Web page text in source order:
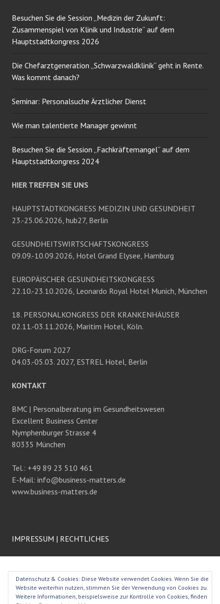
Besuchen Sie die Session „Medizin der Zukunft:
Zusammenspiel von Klinik und Industrie“ auf dem
Hauptstadtkongress 2026
Die Chefarztgeneration „Schwarzwaldklinik“ geht in Rente.
Was kommt danach?
Seminar: Personalsuche Ärztlicher Dienst
Wie man talentierte Manager gewinnt
Besuchen Sie die Session „Fachkräftemangel“ auf dem
Hauptstadtkongress 2024
HIER TREFFEN SIE UNS
HAUPTSTADTKONGRESS MEDIZIN UND GESUNDHEIT
23.-25.06.2026, hub27, Berlin
GESUNDHEITSWIRTSCHAFTSKONGRESS
09.09.-10.09.2026, Hotel Grand Elysee, Hamburg
EUROPÄISCHER GESUNDHEITSKONGRESS
22.10.-23.10.2026, Leonardo Royal Hotel Munich, München
18. PERSONALKONGRESS DER KRANKENHÄUSER
02.11.-03.11.2026, Maritim Hotel, Köln.
DRG-Forum 2027
04.03.-05.03. 2027, ESTREL Hotel, Berlin
KONTAKT
BMC | Personalberatung im Gesundheitswesen
Excellent Business Center
Nymphenburger Strasse 4
80335 München
Tel.: +49 89 23 510 461
E-Mail: info@business-matters.de
www.business-matters.de
IMPRESSUM | RECHTLICHES
Datenschutz & Cookies: Diese Website verwendet Cookies. Wenn Sie die
Website weiterhin nutzen, stimmen Sie der Verwendung von Cookies zu.
Weitere Informationen, beispielsweise zur Kontrolle von Cookies, finden